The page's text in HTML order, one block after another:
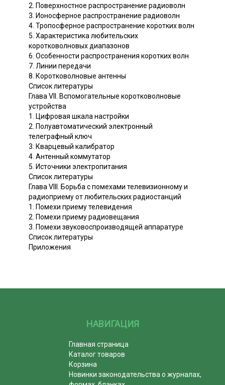
2. Поверхностное распространение радиоволн
3. Ионосферное распространение радиоволн
4. Тропосферное распространение коротких волн
5. Характеристика любительских
коротковолновых диапазонов
6. Особенности распространения коротких волн
7. Линии передачи
8. Коротковолновые антенны
Список литературы
Глава VII. Вспомогательные коротковолновые
устройства
1. Цифровая шкала настройки
2. Полуавтоматический электронный
телеграфный ключ
3. Кварцевый калибратор
4. Антенный коммутатор
5. Источники электропитания
Список литературы
Глава VIII. Борьба с помехами телевизионному и
радиоприему от любительских радиостанций
1. Помехи приему телевидения
2. Помехи приему радиовещания
3. Помехи звуковоспроизводящей аппаратуре
Список литературы
Приложения
НАВИГАЦИЯ
Главная страница
Каталог товаров
Корзина
Новинки законодательства о журналах,